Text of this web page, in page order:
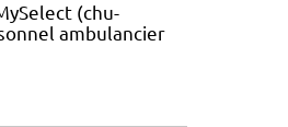
(chu-
ambulancier